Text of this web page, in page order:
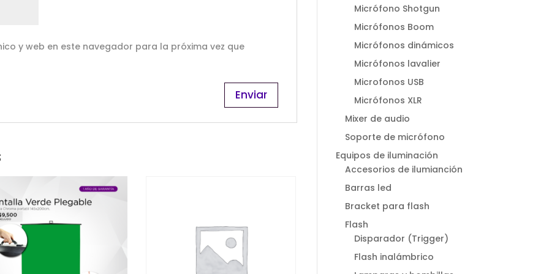
y web en este navegador para la próxima vez que
Micrófono Shotgun
Micrófonos Boom
Micrófonos dinámicos
Micrófonos lavalier
Microfonos USB
Micrófonos XLR
Mixer de audio
Soporte de micrófono
Equipos de iluminación
Accesorios de ilumianción
Barras led
Bracket para flash
Flash
Disparador (Trigger)
Flash inalámbrico